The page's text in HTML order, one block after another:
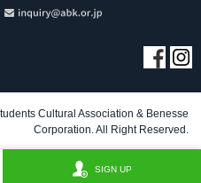
Cultural Association & Benesse
Corporation. All Right Reserved.
SIGN UP